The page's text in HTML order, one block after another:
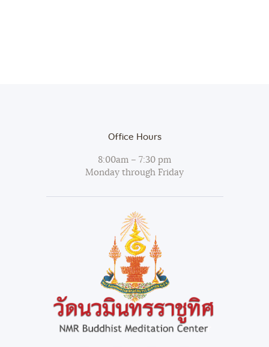
Office Hours
8:00am – 7:30 pm
Monday through Friday